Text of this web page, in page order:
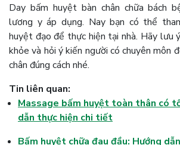
Day bấm huyệt bàn chân chữa bách
lương y áp dụng. Nay bạn có thể
huyệt đạo để thực hiện tại nhà. Hãy lưu
khỏe và hỏi ý kiến người có chuyên môn
chân đúng cách nhé.
Tin liên quan:
Massage bấm huyệt toàn thân có
dẫn thực hiện chi tiết
Bấm huyệt chữa đau đầu: Hướng